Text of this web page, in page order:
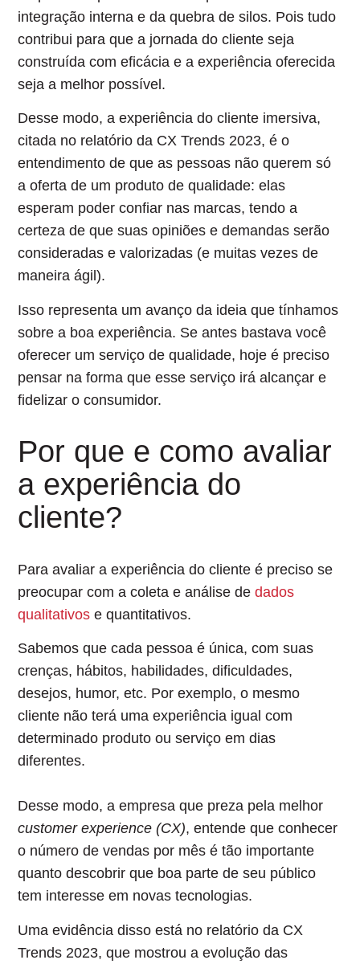
integração interna e da quebra de silos. Pois tudo
contribui para que a jornada do cliente seja
construída com eficácia e a experiência oferecida
seja a melhor possível.
Desse modo, a experiência do cliente imersiva,
citada no relatório da CX Trends 2023, é o
entendimento de que as pessoas não querem só
a oferta de um produto de qualidade: elas
esperam poder confiar nas marcas, tendo a
certeza de que suas opiniões e demandas serão
consideradas e valorizadas (e muitas vezes de
maneira ágil).
Isso representa um avanço da ideia que tínhamos
sobre a boa experiência. Se antes bastava você
oferecer um serviço de qualidade, hoje é preciso
pensar na forma que esse serviço irá alcançar e
fidelizar o consumidor.
Por que e como avaliar
a experiência do
cliente?
Para avaliar a experiência do clienteé preciso se
preocupar com a coleta e análise dedados
qualitativos e quantitativos.
Sabemos que cada pessoa é única, com suas
crenças, hábitos, habilidades, dificuldades,
desejos, humor, etc. Por exemplo, o mesmo
cliente não terá uma experiência igual com
determinado produto ou serviço em dias
diferentes.
Desse modo, a empresa que preza pela melhor
customer experience (CX), entende que conhecer
o número de vendas por mês é tão importante
quanto descobrir que boa parte de seu público
tem interesse em novas tecnologias.
Uma evidência disso está no relatório da CX
Trends 2023, que mostrou a evolução das